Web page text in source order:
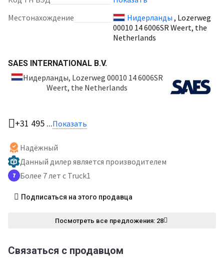
Местонахождение
Нидерланды , Lozerweg
00010 14 6006SR Weert, the
Netherlands
SAES INTERNATIONAL B.V.
Нидерланды, Lozerweg 00010 14 6006SR
Weert, the Netherlands
+31 495 ...Показать
Надёжный
Данный дилер является производителем
7 Более 7 лет с Truck1
Подписаться на этого продавца
Посмотреть все предложения: 28
Связаться с продавцом